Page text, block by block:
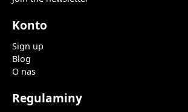
Konto
Sign up
Blog
O nas
Regulaminy